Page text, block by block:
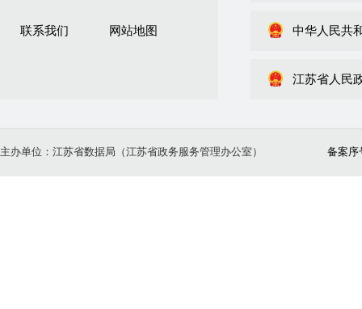
联系我们 网站地图 中华人民共
江苏省人民
主办单位：江苏省数据局（江苏省政务服务管理办公室） 备案序